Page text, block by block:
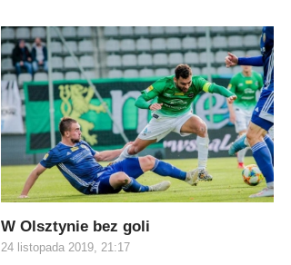
W Olsztynie bez goli
24 listopada 2019, 21:17